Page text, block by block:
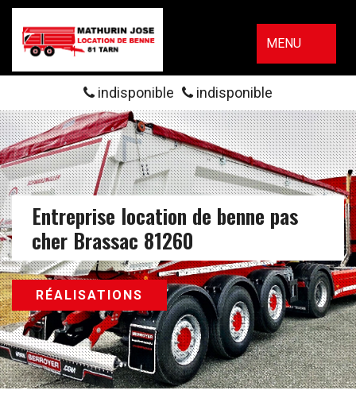
MENU
indisponible indisponible
Entreprise location de benne pas
cher Brassac 81260
RÉALISATIONS